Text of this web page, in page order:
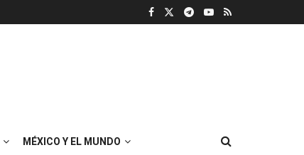
MÉXICO Y EL MUNDO